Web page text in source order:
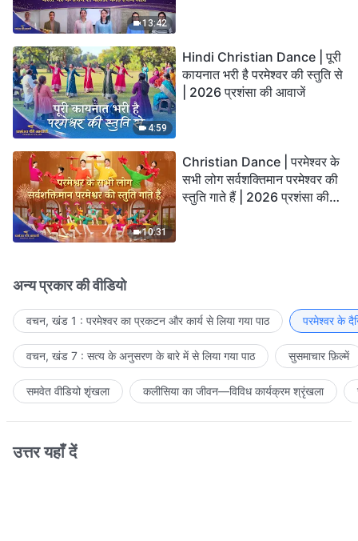
13:42
4:59
Hindi Christian Dance | पूरी
कायनात भरी है परमेश्वर की स्तुति से
| 2026 प्रशंसा की आवाजें
10:31
Christian Dance | परमेश्वर के
सभी लोग सर्वशक्तिमान परमेश्वर की
स्तुति गाते हैं | 2026 प्रशंसा की
अन्य प्रकार की वीडियो
वचन, खंड 1 : परमेश्वर का प्रकटन और कार्य से लिया गया पाठ परमेश्वर के
वचन, खंड 7 : सत्य के अनुसरण के बारे में से लिया गया पाठ सुसमाचार फ़िल्में
समवेत वीडियो शृंखला कलीसिया का जीवन—विविध कार्यक्रम श्रृंखला
उत्तर यहाँ दें